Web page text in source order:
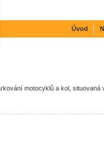
motocyklů a kol,
Úvod